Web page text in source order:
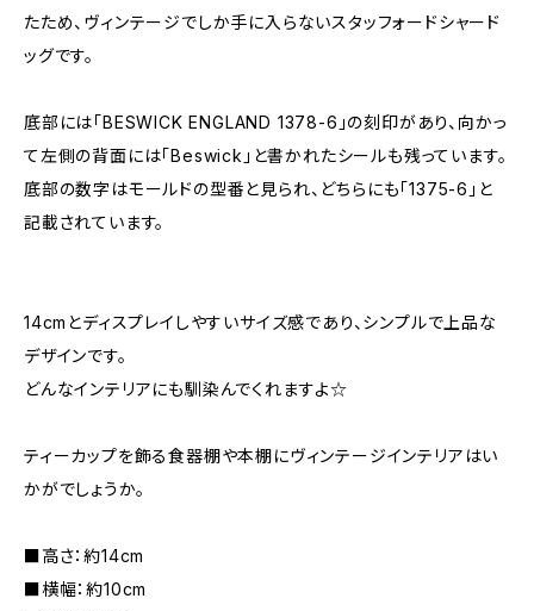
たため、ヴィンテージでしか手に入らないスタッフォードシャード
ッグです。
底部には「BESWICK ENGLAND 1378-6」の刻印があり、向かっ
て左側の背面には「Beswick」と書かれたシールも残っています。
底部の数字はモールドの型番と見られ、どちらにも「1375-6」と
記載されています。
14cmとディスプレイしやすいサイズ感であり、シンプルで上品な
デザインです。
どんなインテリアにも馴染んでくれますよ☆
ティーカップを飾る食器棚や本棚にヴィンテージインテリアはい
かがでしょうか。
■高さ：約14cm
■横幅：約10cm